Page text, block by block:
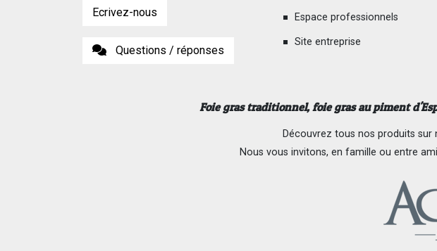
Ecrivez-nous
Questions / réponses
Espace professionnels
Site entreprise
Foie gras traditionnel,foie gras au piment
Découvrez tous nos produits
Nous vous invitons, en famille ou entre